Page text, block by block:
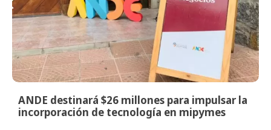
ANDE destinará $26 millones para impulsar la
incorporación de tecnología en mipymes